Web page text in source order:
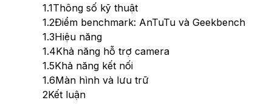
1.1Thông số kỹ thuật
1.2Điểm benchmark: AnTuTu và Geekbench
1.3Hiệu năng
1.4Khả năng hỗ trợ camera
1.5Khả năng kết nối
1.6Màn hình và lưu trữ
2Kết luận